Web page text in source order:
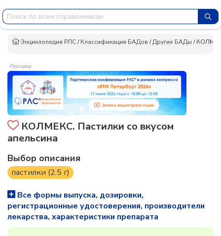
Энциклопедия РЛС/Классификация БАДов /Другие БАДы /
Реклама
КОЛМЕКС. Пастилки со вкусом
апельсина
Выбор описания
пастилки (2.5 г)
Все формы выпуска, дозировки,
регистрационные удостоверения, производители
лекарства, характеристики препарата